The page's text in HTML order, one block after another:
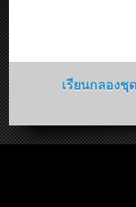
เรียนกลองชุ